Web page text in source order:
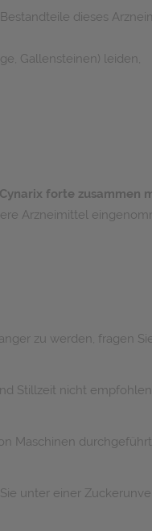
dieses
Gallensteinen) leiden,
forte zusammen
Arzneimittel
zu werden, fragen
Stillzeit nicht
Maschinen
unter einer